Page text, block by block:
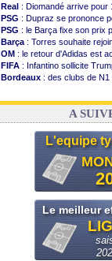
Real : Diomandé arrive pour
PSG : Dupraz se prononce
PSG : le Barça fixe son prix
Barça : Torres souhaite
OM : le retour d'Adidas est
FIFA : Infantino sollicite
Bordeaux : des clubs de
Real: le démenti de Leipzig
A
L'equipe
Le meilleur